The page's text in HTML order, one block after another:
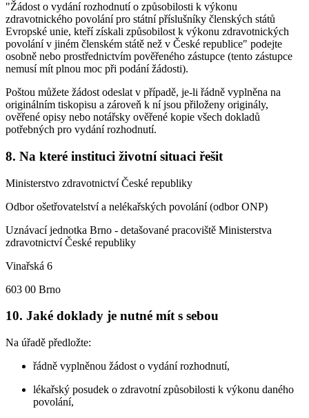
"Žádost o vydání rozhodnutí o způsobilosti k výkonu
zdravotnického povolání pro státní příslušníky členských států
Evropské unie, kteří získali způsobilost k výkonu zdravotnických
povolání v jiném členském státě než v České republice" podejte
osobně nebo prostřednictvím pověřeného zástupce (tento zástupce
nemusí mít plnou moc při podání žádosti).
Poštou můžete žádost odeslat v případě, je-li řádně vyplněna na
originálním tiskopisu a zároveň k ní jsou přiloženy originály,
ověřené opisy nebo notářsky ověřené kopie všech dokladů
potřebných pro vydání rozhodnutí.
8. Na které instituci životní situaci řešit
Ministerstvo zdravotnictví České republiky
Odbor ošetřovatelství a nelékařských povolání (odbor ONP)
Uznávací jednotka Brno - detašované pracoviště Ministerstva
zdravotnictví České republiky
Vinařská 6
603 00 Brno
10. Jaké doklady je nutné mít s sebou
Na úřadě předložte:
řádně vyplněnou žádost o vydání rozhodnutí,
lékařský posudek o zdravotní způsobilosti k výkonu daného
povolání,